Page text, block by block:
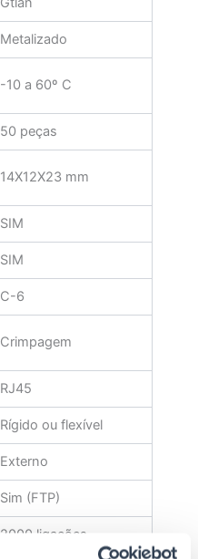
Metalizado
-10 a 60º C
50 peças
14X12X23 mm
SIM
SIM
C-6
Crimpagem
RJ45
Rígido ou flexível
Externo
Sim (FTP)
2000 ligações